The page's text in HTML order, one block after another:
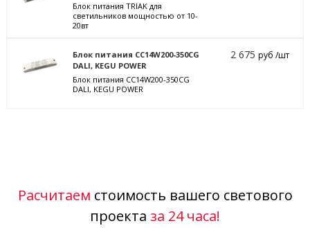
Блок питания TRIAK для
светильников мощностью от 10-
20вт
Блок питания CC14W200-350CG
DALI, KEGU POWER
Блок питания CC14W200-350CG
DALI, KEGU POWER
2 675руб /шт
Расчитаем стоимость вашего светового
проекта за 24 часа!